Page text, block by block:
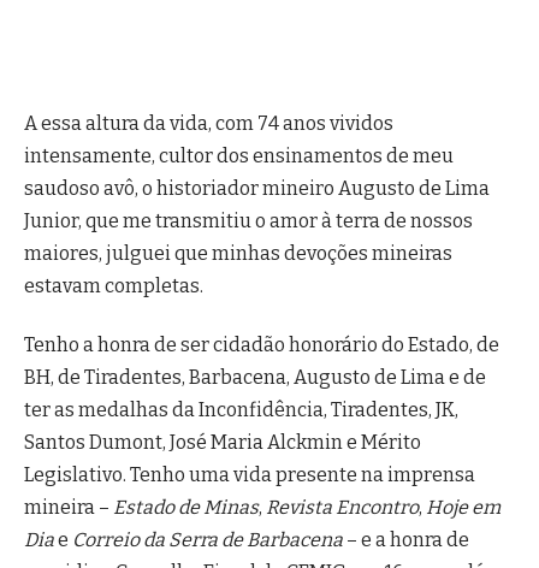
A essa altura da vida, com 74 anos vividos
intensamente, cultor dos ensinamentos de meu
saudoso avô, o historiador mineiro Augusto de Lima
Junior, que me transmitiu o amor à terra de nossos
maiores, julguei que minhas devoções mineiras
estavam completas.
Tenho a honra de ser cidadão honorário do Estado, de
BH, de Tiradentes, Barbacena, Augusto de Lima e de
ter as medalhas da Inconfidência, Tiradentes, JK,
Santos Dumont, José Maria Alckmin e Mérito
Legislativo. Tenho uma vida presente na imprensa
mineira – Estado de Minas, Revista Encontro, Hoje em
Diae Correio da Serra de Barbacena – e a honra de